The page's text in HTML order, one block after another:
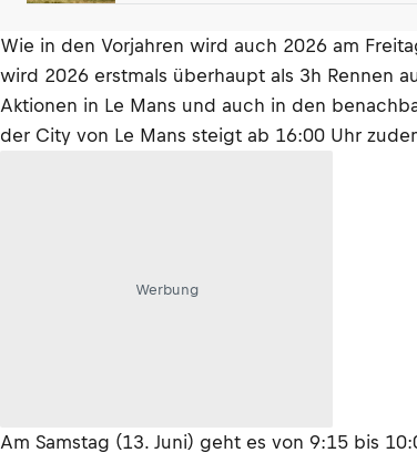
Wie in den Vorjahren wird auch 2026 am
wird 2026 erstmals überhaupt als 3h Rennen
Aktionen in Le Mans und auch in den
der City von Le Mans steigt ab 16:00 Uhr
Werbung
Am Samstag (13. Juni) geht es von 9:15 bis